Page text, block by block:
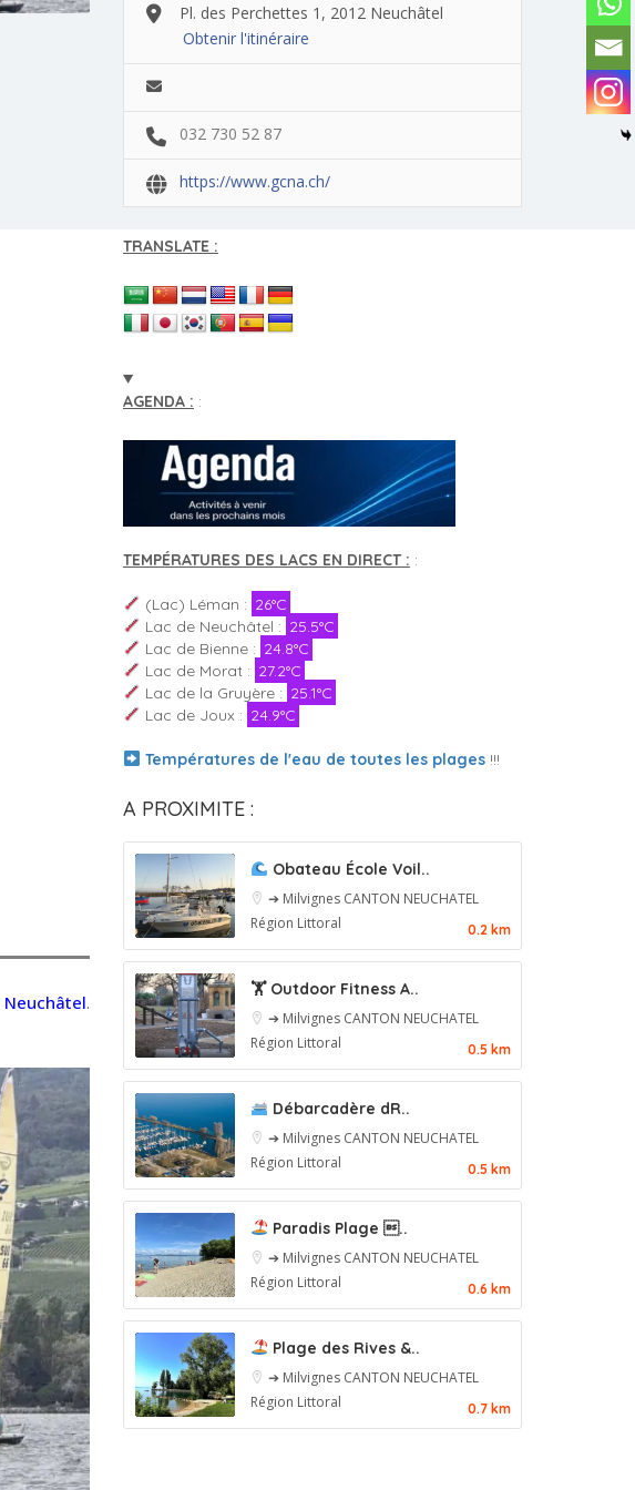
Neuchâtel.
Pl. des Perchettes 1, 2012 Neuchâtel
Obtenir l'itinéraire
032 730 52 87
https://www.gcna.ch/
TRANSLATE :
AGENDA : :
TEMPÉRATURES DES LACS EN DIRECT : :
(Lac) Léman : 26°C
Lac de Neuchâtel : 25.5°C
Lac de Bienne : 24.8°C
Lac de Morat : 27.2°C
Lac de la Gruyère : 25.1°C
Lac de Joux : 24.9°C
Températures de l'eau de toutes les plages!!!
A PROXIMITE :
Obateau École Voil..
➔ Milvignes CANTON NEUCHATEL
Région Littoral
0.2 km
🏋️ Outdoor Fitness A..
➔ Milvignes CANTON NEUCHATEL
Région Littoral
0.5 km
Débarcadère dR..
➔ Milvignes CANTON NEUCHATEL
Région Littoral
0.5 km
Paradis Plage ..
➔ Milvignes CANTON NEUCHATEL
Région Littoral
0.6 km
Plage des Rives &..
➔ Milvignes CANTON NEUCHATEL
Région Littoral
0.7 km